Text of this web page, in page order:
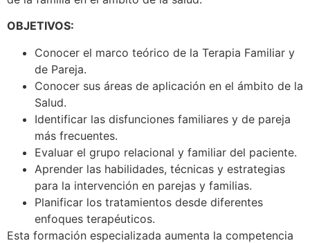
OBJETIVOS:
Conocer el marco teórico de la Terapia Familiar y
de Pareja.
Conocer sus áreas de aplicación en el ámbito de la
Salud.
Identificar las disfunciones familiares y de pareja
más frecuentes.
Evaluar el grupo relacional y familiar del paciente.
Aprender las habilidades, técnicas y estrategias
para la intervención en parejas y familias.
Planificar los tratamientos desde diferentes
enfoques terapéuticos.
Esta formación especializada aumenta la competencia